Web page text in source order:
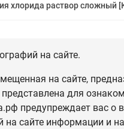
хлорида раствор сложный
на сайте.
на сайте,
для
предупреждает вас
на сайте информации и